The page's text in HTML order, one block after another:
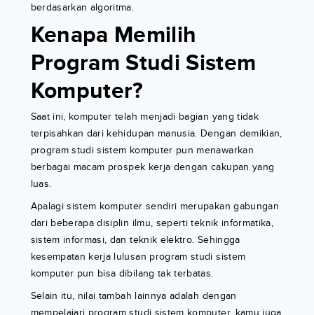
berdasarkan algoritma.
Kenapa Memilih
Program Studi Sistem
Komputer?
Saat ini, komputer telah menjadi bagian yang tidak
terpisahkan dari kehidupan manusia. Dengan demikian,
program studi sistem komputer pun menawarkan
berbagai macam prospek kerja dengan cakupan yang
luas.
Apalagi sistem komputer sendiri merupakan gabungan
dari beberapa disiplin ilmu, seperti teknik informatika,
sistem informasi, dan teknik elektro. Sehingga
kesempatan kerja lulusan program studi sistem
komputer pun bisa dibilang tak terbatas.
Selain itu, nilai tambah lainnya adalah dengan
mempelajari program studi sistem komputer, kamu juga